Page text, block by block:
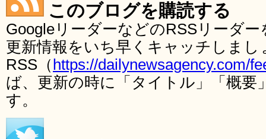
このブログを購読する
GoogleリーダーなどのRSSリーダ
更新情報をいち早くキャッチしま
RSS（ https://dailynewsagency.com/
ば、更新の時に「タイトル」「概要
す。